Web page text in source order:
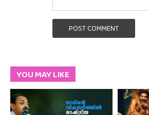
POST COMMENT
YOU MAY LIKE